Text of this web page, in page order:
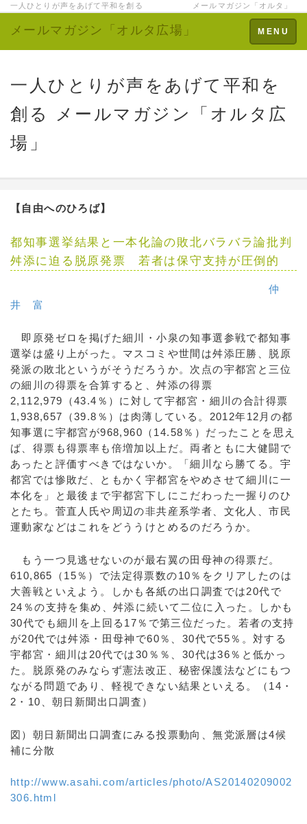
一人ひとりが声をあげて平和を創る メールマガジン「オルタ」
Toggle
navigation
MENU
メールマガジン「オルタ広場」
一人ひとりが声をあげて平和を
創る メールマガジン「オルタ広
場」
【自由へのひろば】
都知事選挙結果と一本化論の敗北バラバラ論批判
舛添に迫る脱原発票 若者は保守支持が圧倒的
仲
井 富
即原発ゼロを掲げた細川・小泉の知事選参戦で都知事
選挙は盛り上がった。マスコミや世間は舛添圧勝、脱原
発派の敗北というがそうだろうか。次点の宇都宮と三位
の細川の得票を合算すると、舛添の得票
2,112,979（43.4％）に対して宇都宮・細川の合計得票
1,938,657（39.8％）は肉薄している。2012年12月の都
知事選に宇都宮が968,960（14.58％）だったことを思え
ば、得票も得票率も倍増加以上だ。両者ともに大健闘で
あったと評価すべきではないか。「細川なら勝てる。宇
都宮では惨敗だ、ともかく宇都宮をやめさせて細川に一
本化を」と最後まで宇都宮下しにこだわった一握りのひ
とたち。菅直人氏や周辺の非共産系学者、文化人、市民
運動家などはこれをどううけとめるのだろうか。
もう一つ見逃せないのが最右翼の田母神の得票だ。
610,865（15％）で法定得票数の10％をクリアしたのは
大善戦といえよう。しかも各紙の出口調査では20代で
24％の支持を集め、舛添に続いて二位に入った。しかも
30代でも細川を上回る17％で第三位だった。若者の支持
が20代では舛添・田母神で60％、30代で55％。対する
宇都宮・細川は20代では30％％、30代は36％と低かっ
た。脱原発のみならず憲法改正、秘密保護法などにもつ
ながる問題であり、軽視できない結果といえる。（14・
2・10、朝日新聞出口調査）
図）朝日新聞出口調査にみる投票動向、無党派層は4候
補に分散
http://www.asahi.com/articles/photo/AS20140209002
306.html